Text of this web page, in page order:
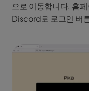
으로 이동합니다. 홈
Discord로 로그인 버